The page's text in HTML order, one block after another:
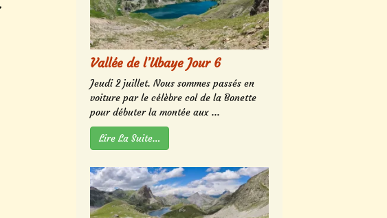
Vallée de l’Ubaye Jour 6
Jeudi 2 juillet. Nous sommes passés en
voiture par le célèbre col de la Bonette
pour débuter la montée aux ...
Lire La Suite…